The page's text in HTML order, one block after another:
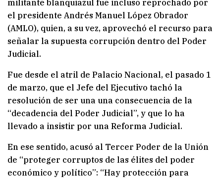
militante blanquiazul fue incluso reprochado por
el presidente Andrés Manuel López Obrador
(AMLO), quien, a su vez, aprovechó el recurso para
señalar la supuesta corrupción dentro del Poder
Judicial.
Fue desde el atril de Palacio Nacional, el pasado 1
de marzo, que el Jefe del Ejecutivo tachó la
resolución de ser una una consecuencia de la
“decadencia del Poder Judicial”, y que lo ha
llevado a insistir por una Reforma Judicial.
En ese sentido, acusó al Tercer Poder de la Unión
de “proteger corruptos de las élites del poder
económico y político”: “Hay protección para